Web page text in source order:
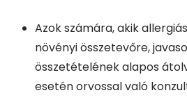
Azok számára, akik
növényi összetevőre,
összetételének alapos
esetén orvossal való